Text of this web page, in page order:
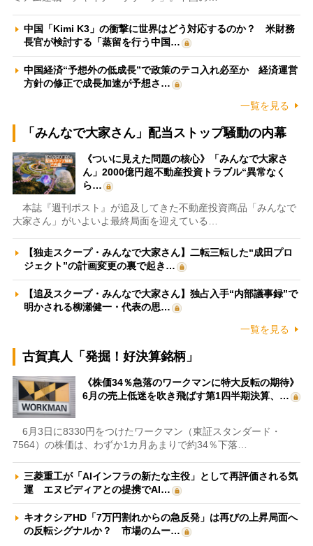
中国「Kimi K3」の衝撃に世界はどう対応するのか？ 米財務
長官が検討する「蒸留を行う中国…
中国経済“予想外の低成長”で政策のテコ入れ必至か 経済運営
方針の修正で成長加速が予想さ…
一覧を見る
「みんなで大家さん」配当ストップ騒動の内幕
《ついに見えた問題の核心》「みんなで大家さ
ん」2000億円超不動産投資トラブル“異常なく
ら…
本誌『週刊ポスト』が追及してきた不動産投資商品「みんなで
大家さん」がいよいよ最終局面を迎えている…
【独走スクープ・みんなで大家さん】二転三転した“成田プロ
ジェクト”の計画変更の裏で起き…
【追及スクープ・みんなで大家さん】独占入手“内部議事録”で
明かされる柳瀬健一・代表の思…
一覧を見る
古賀真人「発掘！好決算銘柄」
《株価34％急落のワークマンに特大反転の期待》
6月の売上低迷を吹き飛ばす第1四半期決算、…
6月3日に8330円をつけたワークマン（東証スタンダード・
7564）の株価は、わずか1カ月あまりで約34％下落…
三菱重工が「AIインフラの新たな主役」として再評価される気
運 エヌビディアとの提携でAI…
キオクシアHD「7万円割れからの急反発」は再びの上昇局面へ
の反転シグナルか？ 市場のムー…